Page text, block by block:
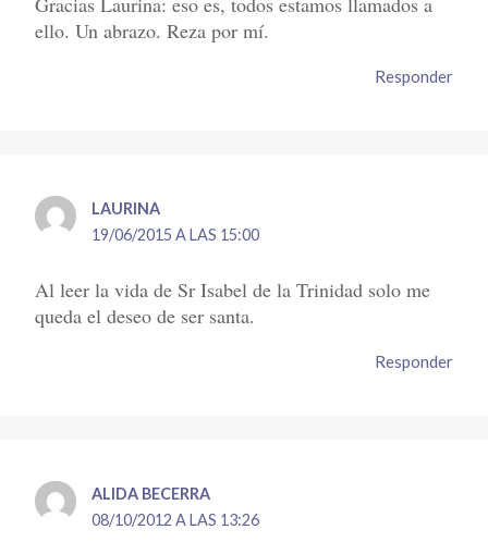
ello. Un abrazo. Reza por mí.
Responder
LAURINA
19/06/2015 A LAS 15:00
Al leer la vida de Sr Isabel de la Trinidad solo me
queda el deseo de ser santa.
Responder
ALIDA BECERRA
08/10/2012 A LAS 13:26